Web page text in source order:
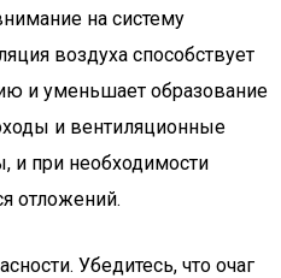
на систему
воздуха способствует
и уменьшает образование
и вентиляционные
и при необходимости
отложений.
Убедитесь, что очаг